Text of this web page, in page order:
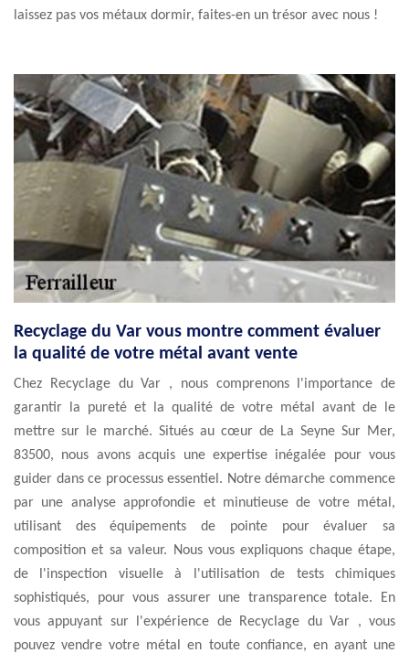
laissez pas vos métaux dormir, faites-en un trésor avec nous !
Recyclage du Var vous montre comment évaluer
la qualité de votre métal avant vente
Chez Recyclage du Var , nous comprenons l'importance de
garantir la pureté et la qualité de votre métal avant de le
mettre sur le marché. Situés au cœur de La Seyne Sur Mer,
83500, nous avons acquis une expertise inégalée pour vous
guider dans ce processus essentiel. Notre démarche commence
par une analyse approfondie et minutieuse de votre métal,
utilisant des équipements de pointe pour évaluer sa
composition et sa valeur. Nous vous expliquons chaque étape,
de l'inspection visuelle à l'utilisation de tests chimiques
sophistiqués, pour vous assurer une transparence totale. En
vous appuyant sur l'expérience de Recyclage du Var , vous
pouvez vendre votre métal en toute confiance, en ayant une